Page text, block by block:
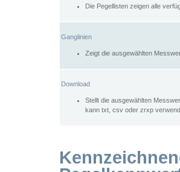
Die Pegellisten zeigen alle
Ganglinien
Zeigt die ausgewählten
Download
Stellt die ausgewählten
kann txt, csv oder zrxp